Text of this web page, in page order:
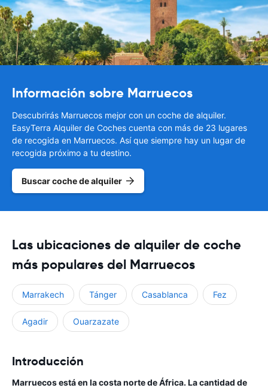
Información sobre Marruecos
Descubrirás Marruecos mejor con un coche de alquiler.
EasyTerra Alquiler de Coches cuenta con más de 23 lugares
de recogida en Marruecos. Así que siempre hay un lugar de
recogida próximo a tu destino.
Buscar coche de alquiler
Las ubicaciones de alquiler de coche
más populares del Marruecos
Marrakech Tánger Casablanca Fez
Agadir Ouarzazate
Introducción
Marruecos está en la costa norte de África. La cantidad de